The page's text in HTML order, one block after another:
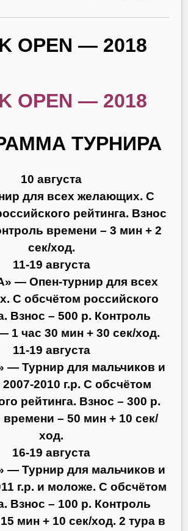
OPEN — 2018
OPEN — 2018
ТУРНИРА
10 августа
для всех желающих. С
рейтинга. Взнос
времени – 3 мин + 2
сек/ход.
11-19 августа
— Опен-турнир для всех
С обсчётом российского
Взнос – 500 р. Контроль
1 час 30 мин + 30 сек/ход.
11-19 августа
— Турнир для мальчиков и
2010 г.р. С обсчётом
рейтинга. Взнос – 300 р.
– 50 мин + 10 сек/
ход.
16-19 августа
— Турнир для мальчиков и
г.р. и моложе. С обсчётом
Взнос – 100 р. Контроль
мин + 10 сек/ход. 2 тура в